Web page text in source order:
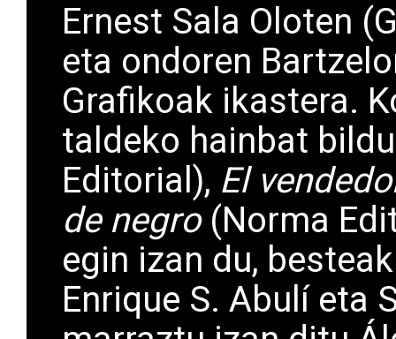
Ernest Sala Oloten
eta ondoren
Grafikoak ikastera.
taldeko hainbat
Editorial), El
de negro(Norma
egin izan du,
Enrique S. Abulí eta